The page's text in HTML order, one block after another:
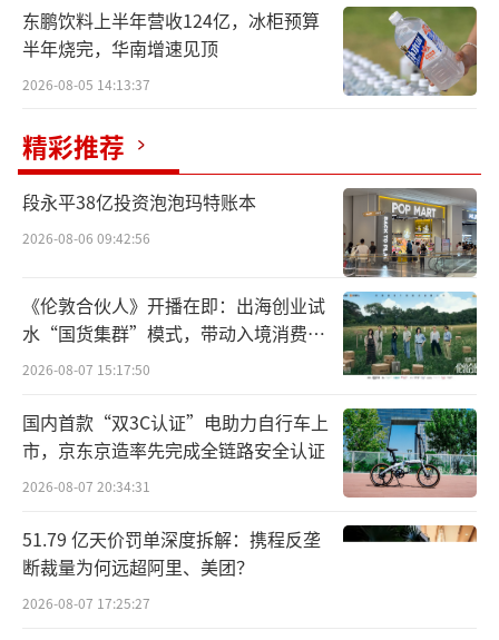
业绩一出，重庆啤酒股价“精神抖擞”，
一改近期疲态。业绩公布次日以涨停收尾，报
收91.72元/股。截至8月18日午间收盘，该公司
尽管重庆啤酒整体业绩向好，旗下的高端
产品却显得力不从心。
2020年底，嘉士伯将其在中国控制的啤酒
资产注入重庆啤酒，后者成为嘉士伯在中国运
营啤酒资产的唯一平台。
冲天，营收增长近3倍，产品结构、战略方向也
快速升级，向高端化迈进。
品牌组合方面，重庆啤酒国际高端品牌有
嘉士伯、乐堡、1664、格林堡、布鲁克林等，
本地强势品牌有重庆、山城、乌苏、西夏、大
东鹏饮料上半年营收124亿，冰柜预算
半年烧完，华南增速见顶
2026-08-05 14:13:37
精彩推荐
段永平38亿投资泡泡玛特账本
2026-08-06 09:42:56
《伦敦合伙人》开播在即：出海创业试
水“国货集群”模式，带动入境消费反
向种草
2026-08-07 15:17:50
国内首款“双3C认证”电助力自行车上
市，京东京造率先完成全链路安全认证
2026-08-07 20:34:31
51.79 亿天价罚单深度拆解：携程反垄
断裁量为何远超阿里、美团？
2026-08-07 17:25:27